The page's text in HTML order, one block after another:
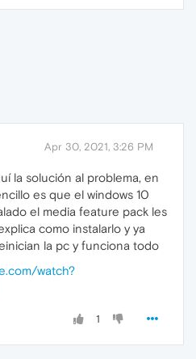
Apr 30, 2021, 3:26 PM
la solución al problema, en
es que el windows 10
el media feature pack les
como instalarlo y ya
la pc y funciona todo
watch?
1